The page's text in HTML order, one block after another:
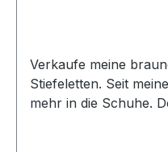
Verkaufe meine
Stiefeletten. Seit
mehr in die Schuhe. Der Schuh wurde nicht